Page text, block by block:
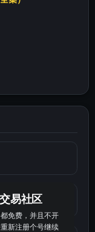
易社区
免费，并且不开
新注册个号继续